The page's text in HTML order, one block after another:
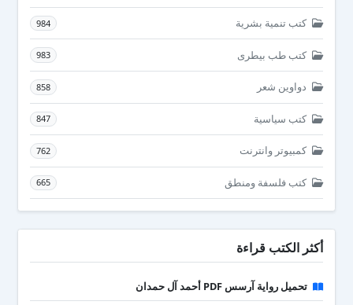
كتب تنمية بشرية 984
كتب طب بيطرى 983
دواوين شعر 858
كتب سياسية 847
كمبيوتر وانترنت 762
كتب فلسفة ومنطق 665
أكثر الكتب قراءة
تحميل رواية آرسس PDF أحمد آل حمدان